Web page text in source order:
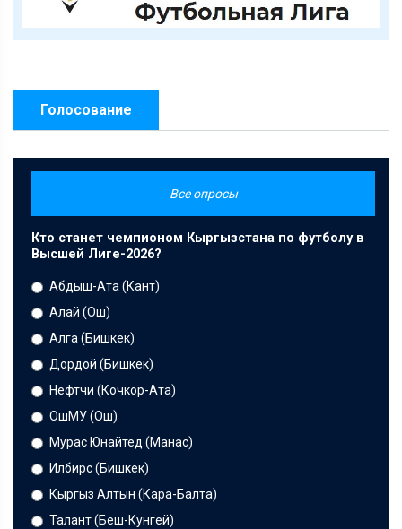
Голосование
Все опросы
Кто станет чемпионом Кыргызстана по футболу в
Высшей Лиге-2026?
Абдыш-Ата (Кант)
Алай (Ош)
Алга (Бишкек)
Дордой (Бишкек)
Нефтчи (Кочкор-Ата)
ОшМУ (Ош)
Мурас Юнайтед (Манас)
Илбирс (Бишкек)
Кыргыз Алтын (Кара-Балта)
Талант (Беш-Кунгей)